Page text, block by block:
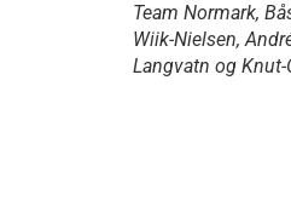
Team Normark,
Wiik-Nielsen,
Langvatn og Knut-